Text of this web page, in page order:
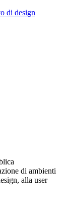
di design
di ambienti
alla user